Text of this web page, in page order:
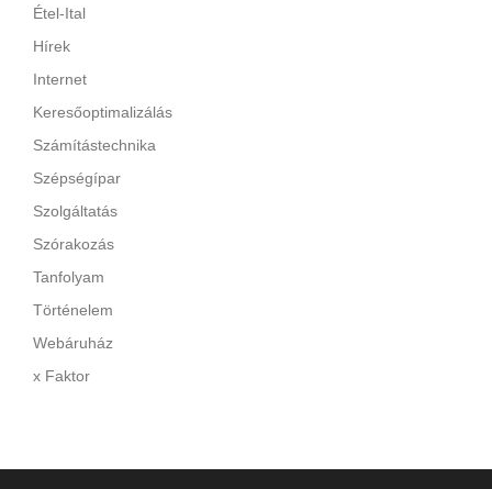
Étel-Ital
Hírek
Internet
Keresőoptimalizálás
Számítástechnika
Szépségípar
Szolgáltatás
Szórakozás
Tanfolyam
Történelem
Webáruház
x Faktor